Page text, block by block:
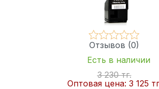
Отзывов (0)
Есть в наличии
3 230 тг.
Оптовая цена: 3 125